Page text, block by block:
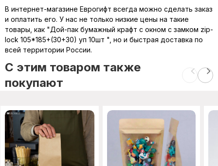
В интернет-магазине Еврогифт всегда можно сделать заказ
и оплатить его. У нас не только низкие цены на такие
товары, как "Дой-пак бумажный крафт с окном с замком zip-
lock 105*185+(30+30) уп 10шт ", но и быстрая доставка по
всей территории России.
C этим товаром также
покупают